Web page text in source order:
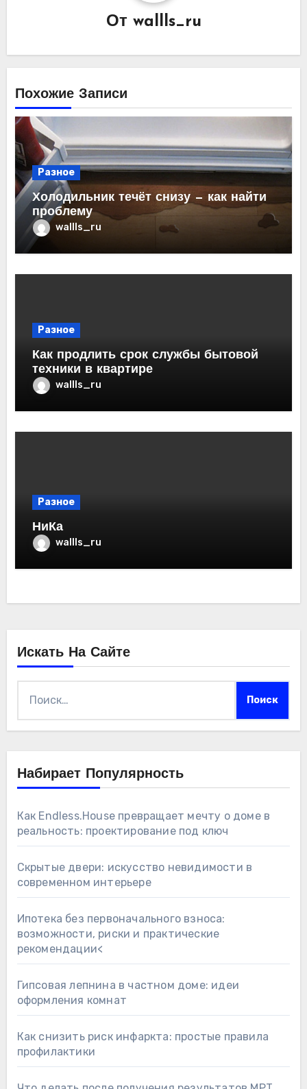
От wallls_ru
Похожие Записи
Разное
Холодильник течёт снизу — как найти
проблему
wallls_ru
Разное
Как продлить срок службы бытовой
техники в квартире
wallls_ru
Разное
НиКа
wallls_ru
Искать На Сайте
Набирает Популярность
Как Endless.House превращает мечту о доме в
реальность: проектирование под ключ
Скрытые двери: искусство невидимости в
современном интерьере
Ипотека без первоначального взноса:
возможности, риски и практические
рекомендации<
Гипсовая лепнина в частном доме: идеи
оформления комнат
Как снизить риск инфаркта: простые правила
профилактики